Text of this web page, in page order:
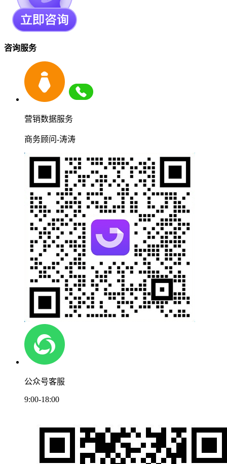
咨询服务
营销数据服务
商务顾问-涛涛
公众号客服
9:00-18:00